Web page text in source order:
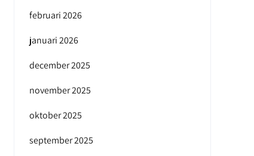
februari 2026
januari 2026
december 2025
november 2025
oktober 2025
september 2025